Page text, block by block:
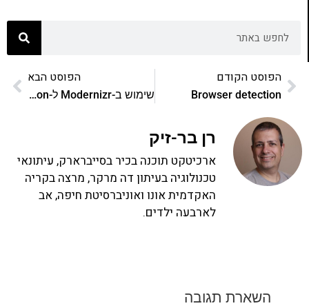
הפוסט הקודם
Browser detection
הפוסט הבא
שימוש ב-Modernizr ל-Feature Detection
רן בר-זיק
ארכיטקט תוכנה בכיר בסייברארק, עיתונאי
טכנולוגיה בעיתון דה מרקר, מרצה בקריה
האקדמית אונו ואוניברסיטת חיפה, אב
לארבעה ילדים.
השארת תגובה